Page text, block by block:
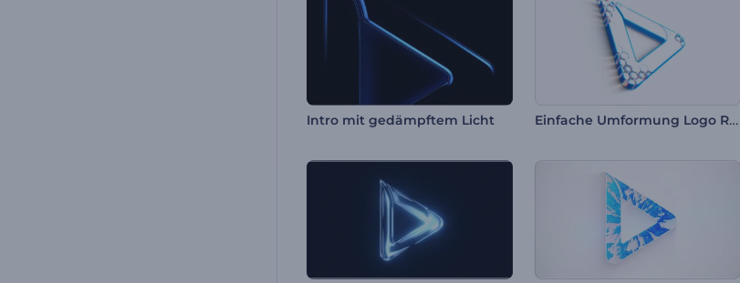
Intro mit gedämpftem Licht Einfache Umformung Logo Reveal